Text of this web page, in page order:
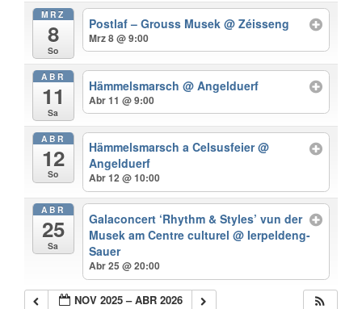
MRZ
8
So
Postlaf – Grouss Musek@ Zéisseng
Mrz 8 @ 9:00
ABR
11
Sa
Hämmelsmarsch@ Angelduerf
Abr 11 @ 9:00
ABR
12
So
Hämmelsmarsch a Celsusfeier@
Angelduerf
Abr 12 @ 10:00
ABR
25
Sa
Galaconcert ‘Rhythm & Styles’ vun der
Musek am Centre culturel@ Ierpeldeng-
Sauer
Abr 25 @ 20:00
NOV 2025 – ABR 2026